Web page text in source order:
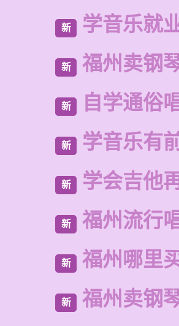
新 学音乐就
新 福州卖钢
新 自学通俗
新 学音乐有
新 学会吉他
新 福州流行
新 福州哪里
新 福州卖钢